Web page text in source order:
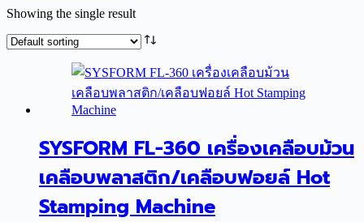
Showing the single result
SYSFORM FL-360 เครื่องเคลือบม้วน
เคลือบพลาสติก/เคลือบฟอยล์ Hot
Stamping Machine